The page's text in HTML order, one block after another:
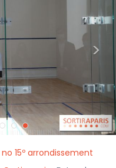
>
15º arrondissement